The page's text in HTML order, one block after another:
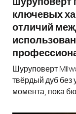
ключевых
отличий
Шуруповерт
твёрдый дуб без
момента, пока